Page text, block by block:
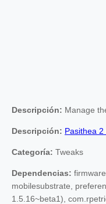
Descripción: Manage
Descripción: Pasithea
Categoría: Tweaks
Dependencias:
mobilesubstrate,
1.5.16~beta1),